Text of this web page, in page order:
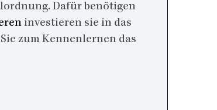
Dafür benötigen
investieren sie in das
zum Kennenlernen das